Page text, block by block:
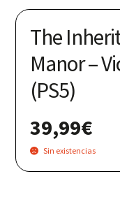
The
Manor –
(PS5)
39,99€
Sin existencias